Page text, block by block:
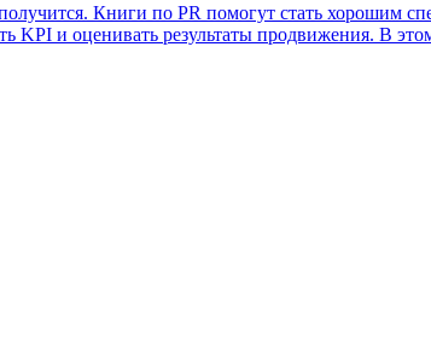
Книги по PR помогут стать хорошим
KPI и оценивать результаты продвижения. В